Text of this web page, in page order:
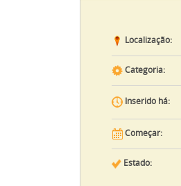
Localização:
Categoria:
Inserido há:
Começar:
Estado: